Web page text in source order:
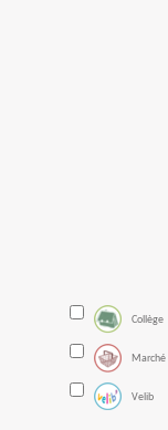
Collège
Marché
Velib